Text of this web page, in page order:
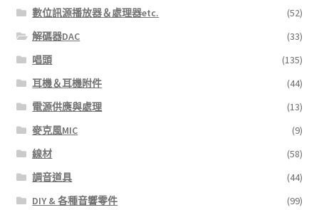
數位訊源播放器＆處理器etc.
(52)
解碼器DAC
(33)
唱頭
(135)
耳機＆耳機附件
(44)
電源供應與處理
(13)
麥克風MIC
(9)
線材
(58)
調音道具
(44)
DIY & 各種音響零件
(99)